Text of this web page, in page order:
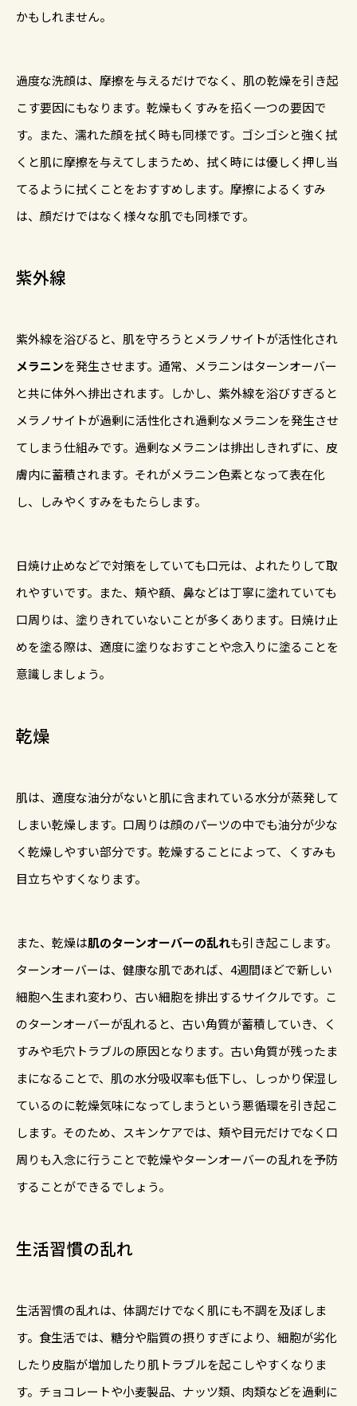
かもしれません。
過度な洗顔は、摩擦を与えるだけでなく、肌の乾燥を引き起
こす要因にもなります。乾燥もくすみを招く一つの要因で
す。また、濡れた顔を拭く時も同様です。ゴシゴシと強く拭
くと肌に摩擦を与えてしまうため、拭く時には優しく押し当
てるように拭くことをおすすめします。摩擦によるくすみ
は、顔だけではなく様々な肌でも同様です。
紫外線
紫外線を浴びると、肌を守ろうとメラノサイトが活性化され
メラニンを発生させます。通常、メラニンはターンオーバー
と共に体外へ排出されます。しかし、紫外線を浴びすぎると
メラノサイトが過剰に活性化され過剰なメラニンを発生させ
てしまう仕組みです。過剰なメラニンは排出しきれずに、皮
膚内に蓄積されます。それがメラニン色素となって表在化
し、しみやくすみをもたらします。
日焼け止めなどで対策をしていても口元は、よれたりして取
れやすいです。また、頬や額、鼻などは丁寧に塗れていても
口周りは、塗りきれていないことが多くあります。日焼け止
めを塗る際は、適度に塗りなおすことや念入りに塗ることを
意識しましょう。
乾燥
肌は、適度な油分がないと肌に含まれている水分が蒸発して
しまい乾燥します。口周りは顔のパーツの中でも油分が少な
く乾燥しやすい部分です。乾燥することによって、くすみも
目立ちやすくなります。
また、乾燥は肌のターンオーバーの乱れも引き起こします。
ターンオーバーは、健康な肌であれば、4週間ほどで新しい
細胞へ生まれ変わり、古い細胞を排出するサイクルです。こ
のターンオーバーが乱れると、古い角質が蓄積していき、く
すみや毛穴トラブルの原因となります。古い角質が残ったま
まになることで、肌の水分吸収率も低下し、しっかり保湿し
ているのに乾燥気味になってしまうという悪循環を引き起こ
します。そのため、スキンケアでは、頬や目元だけでなく口
周りも入念に行うことで乾燥やターンオーバーの乱れを予防
することができるでしょう。
生活習慣の乱れ
生活習慣の乱れは、体調だけでなく肌にも不調を及ぼしま
す。食生活では、糖分や脂質の摂りすぎにより、細胞が劣化
したり皮脂が増加したり肌トラブルを起こしやすくなりま
す。チョコレートや小麦製品、ナッツ類、肉類などを過剰に